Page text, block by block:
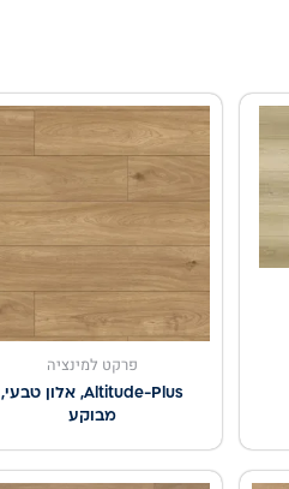
פרקט למינציה
Altitude-Plus, אלון טבעי,
מבוקע